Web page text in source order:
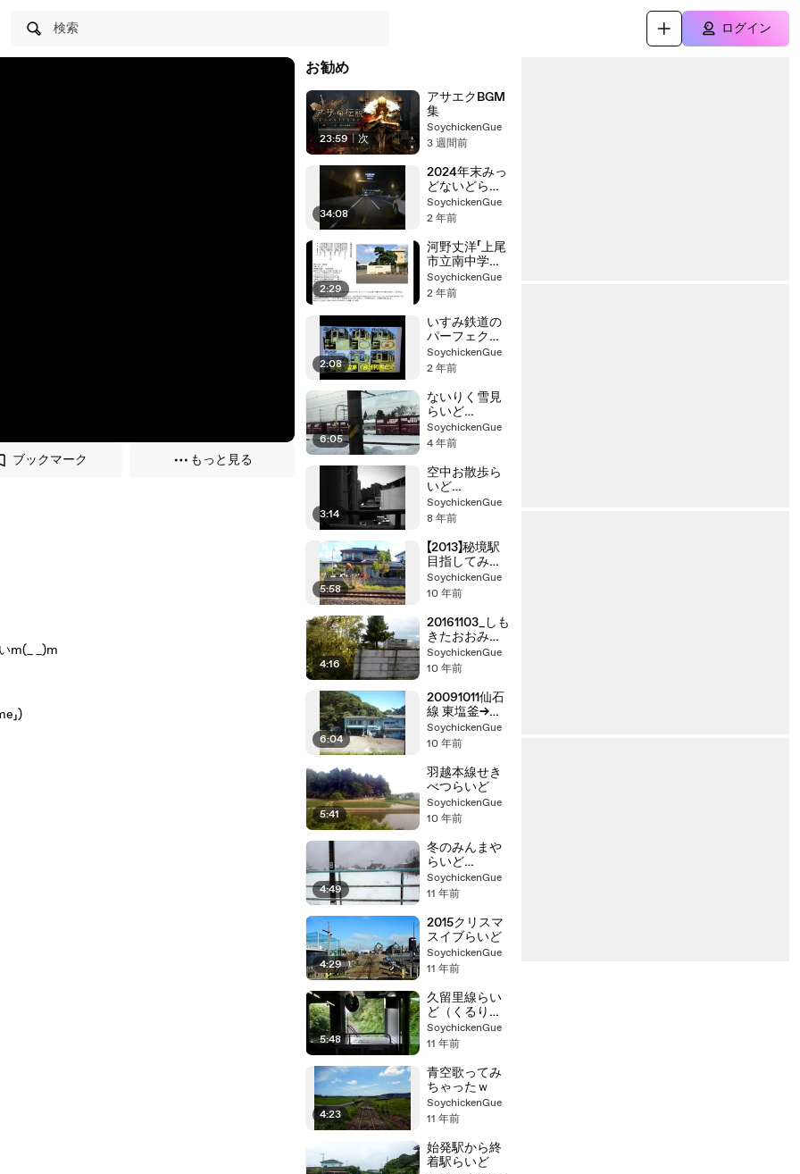
検索 ログイン
ブックマーク もっと見る
m(_ _)m
」)
お勧め
23:59 | 次
アサエクBGM
集
SoychickenGue
3 週間前
34:08
2024年末みっ
どないどらい
ぶ（幕張→美
女木）
SoychickenGue
2 年前
2:29
河野丈洋「上尾
市立南中学校
校歌」
SoychickenGue
2 年前
2:08
いすみ鉄道の
パーフェクト
さいけん教室
【2010年2月】
SoychickenGue
2 年前
6:05
ないりく雪見
らいど
（2013.01）
SoychickenGue
4 年前
3:14
空中お散歩ら
いど
（2010.5.1）
SoychickenGue
8 年前
5:58
【2013】秘境駅
目指してみた
（ひと駅とな
りの別世界）
SoychickenGue
10 年前
4:16
20161103_しも
きたおおみな
とライド
SoychickenGue
10 年前
6:04
20091011仙石
線 東塩釜→松
島海岸（赤快
速）
SoychickenGue
10 年前
5:41
羽越本線せき
べつらいど
SoychickenGue
10 年前
4:49
冬のみんまや
らいど
（20160116）
SoychickenGue
11 年前
4:29
2015クリスマ
スイブらいど
SoychickenGue
11 年前
5:48
久留里線らい
ど（くるりひ
らやま）
SoychickenGue
11 年前
4:23
青空歌ってみ
ちゃったｗ
SoychickenGue
11 年前
始発駅から終
着駅らいど